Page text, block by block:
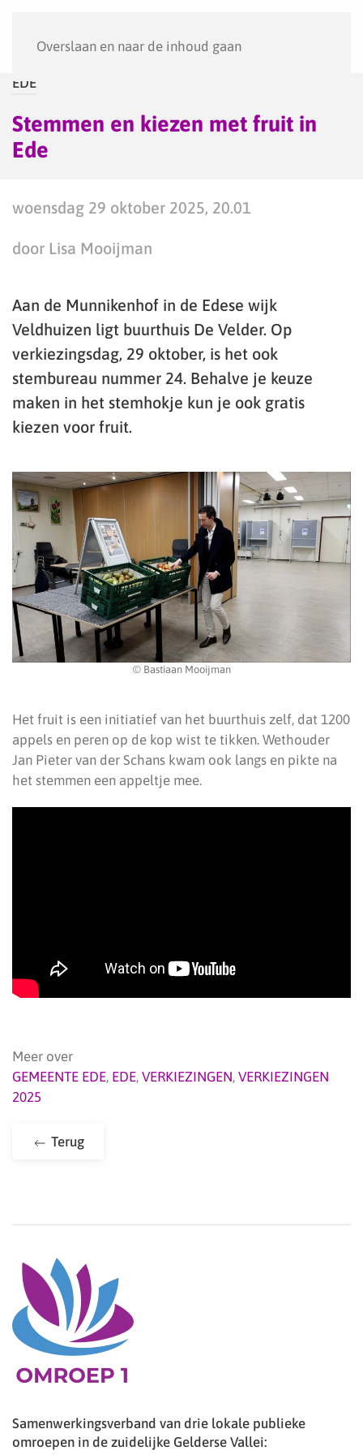
Overslaan en naar de inhoud gaan
EDE
Stemmen en kiezen met fruit in
Ede
woensdag 29 oktober 2025, 20.01
door Lisa Mooijman
Aan de Munnikenhof in de Edese wijk
Veldhuizen ligt buurthuis De Velder. Op
verkiezingsdag, 29 oktober, is het ook
stembureau nummer 24. Behalve je keuze
maken in het stemhokje kun je ook gratis
kiezen voor fruit.
© Bastiaan Mooijman
Het fruit is een initiatief van het buurthuis zelf, dat 1200
appels en peren op de kop wist te tikken. Wethouder
Jan Pieter van der Schans kwam ook langs en pikte na
het stemmen een appeltje mee.
Meer over
GEMEENTE EDE, EDE, VERKIEZINGEN, VERKIEZINGEN
2025
Terug
Samenwerkingsverband van drie lokale publieke
omroepen in de zuidelijke Gelderse Vallei: